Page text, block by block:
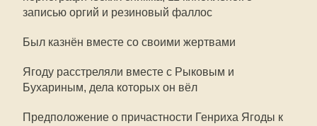
записью оргий и резиновый фаллос
Был казнён вместе со своими жертвами
Ягоду расстреляли вместе с Рыковым и
Бухариным, дела которых он вёл
Предположение о причастности Генриха Ягоды к